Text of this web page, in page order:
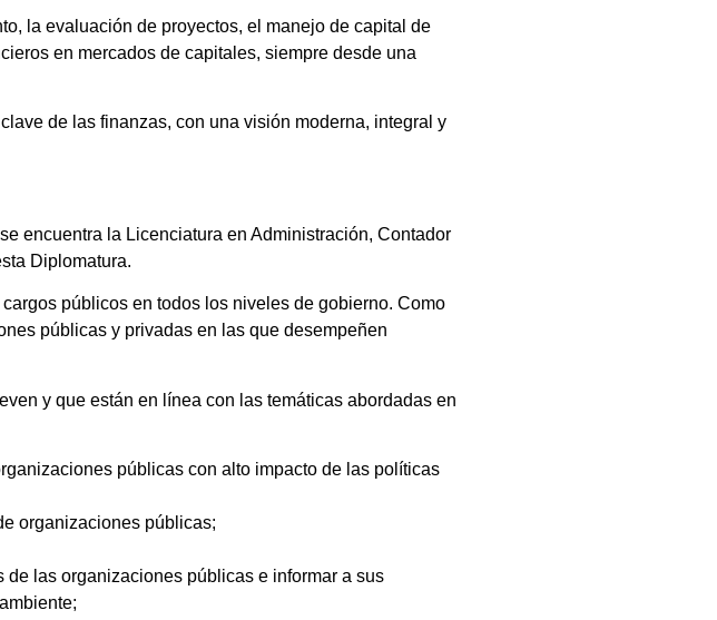
la evaluación de proyectos, el manejo de capital de
en mercados de capitales, siempre desde una
de las finanzas, con una visión moderna, integral y
encuentra la Licenciatura en Administración, Contador
Diplomatura.
públicos en todos los niveles de gobierno. Como
públicas y privadas en las que desempeñen
y que están en línea con las temáticas abordadas en
públicas con alto impacto de las políticas
organizaciones públicas;
las organizaciones públicas e informar a sus